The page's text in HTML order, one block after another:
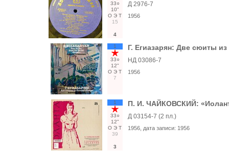
33○
10"
О Э Т
15
4
Д 2976-7
1956
1
33○
12"
О Э Т
7
Г. Егиазарян: Две сюиты
НД 03086-7
1956
1
33○
12"
О Э Т
39
3
П. И. ЧАЙКОВСКИЙ:
Д 03154-7 (2 пл.)
1956 , дата записи: 1956